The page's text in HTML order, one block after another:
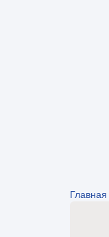
Главная